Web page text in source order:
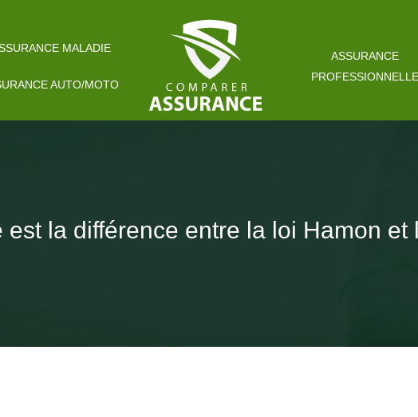
MALADIE
AUTO/MOTO
ASSURANCE
PROFESSIONNELLE
la différence entre la loi Hamon et